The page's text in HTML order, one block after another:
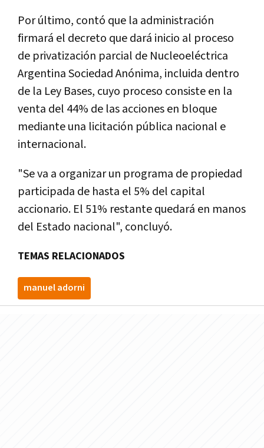
Por último, contó que la administración
firmará el decreto que dará inicio al proceso
de privatización parcial de Nucleoeléctrica
Argentina Sociedad Anónima, incluida dentro
de la Ley Bases, cuyo proceso consiste en la
venta del 44% de las acciones en bloque
mediante una licitación pública nacional e
internacional.
"Se va a organizar un programa de propiedad
participada de hasta el 5% del capital
accionario. El 51% restante quedará en manos
del Estado nacional", concluyó.
TEMAS RELACIONADOS
manuel adorni